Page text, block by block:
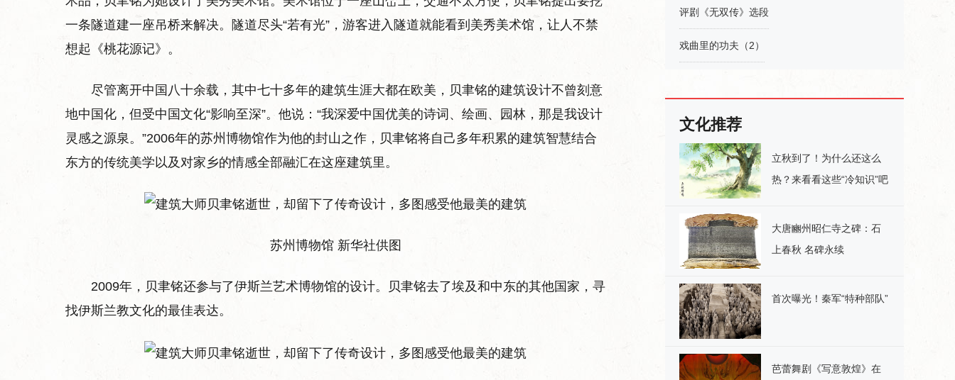
一条隧道建一座吊桥来解决。隧道尽头“若有光”，游客进入隧道就能看到美秀美术馆，让人不禁
想起《桃花源记》。
尽管离开中国八十余载，其中七十多年的建筑生涯大都在欧美，贝聿铭的建筑设计不曾刻意
地中国化，但受中国文化“影响至深”。他说：“我深爱中国优美的诗词、绘画、园林，那是我设计
灵感之源泉。”2006年的苏州博物馆作为他的封山之作，贝聿铭将自己多年积累的建筑智慧结合
东方的传统美学以及对家乡的情感全部融汇在这座建筑里。
苏州博物馆 新华社供图
2009年，贝聿铭还参与了伊斯兰艺术博物馆的设计。贝聿铭去了埃及和中东的其他国家，寻
找伊斯兰教文化的最佳表达。
评剧《无双传》选段
戏曲里的功夫（2）
文化推荐
立秋到了！为什么还这么
热？来看看这些“冷知识”吧
大唐豳州昭仁寺之碑：石
上春秋 名碑永续
首次曝光！秦军“特种部队”
芭蕾舞剧《写意敦煌》在